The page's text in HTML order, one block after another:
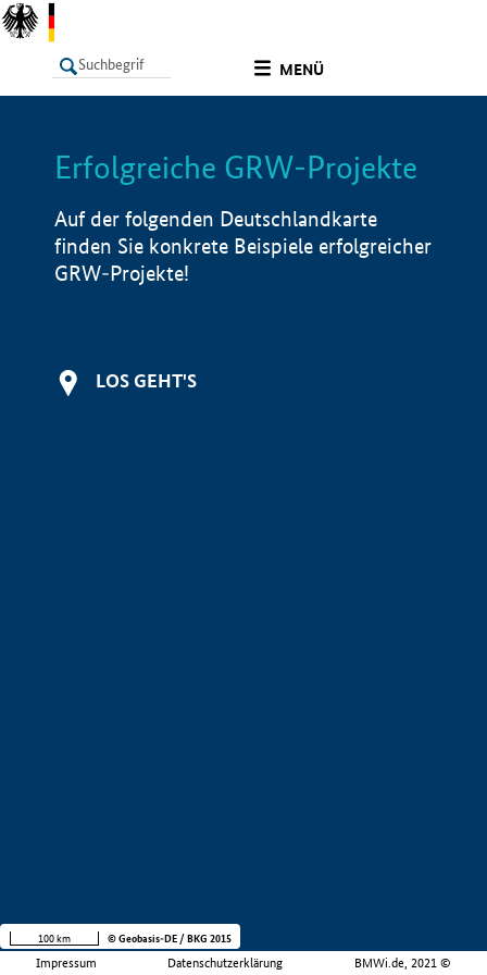
MENÜ
LISTE Info
Erfolgreiche GRW-Projekte
Auf der folgenden Deutschlandkarte
finden Sie konkrete Beispiele erfolgreicher
GRW-Projekte!
LOS GEHT'S
Impressum Datenschutzerklärung BMWi.de, 2021 ©
100 km © Geobasis-DE / BKG 2015